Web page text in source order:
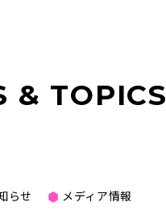
& TOPICS
らせ メディア情報